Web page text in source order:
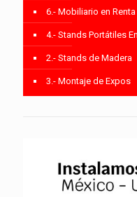
6.- Mobiliario en
4.- Stands Portátiles
2.- Stands de Madera
3.- Montaje de Expos